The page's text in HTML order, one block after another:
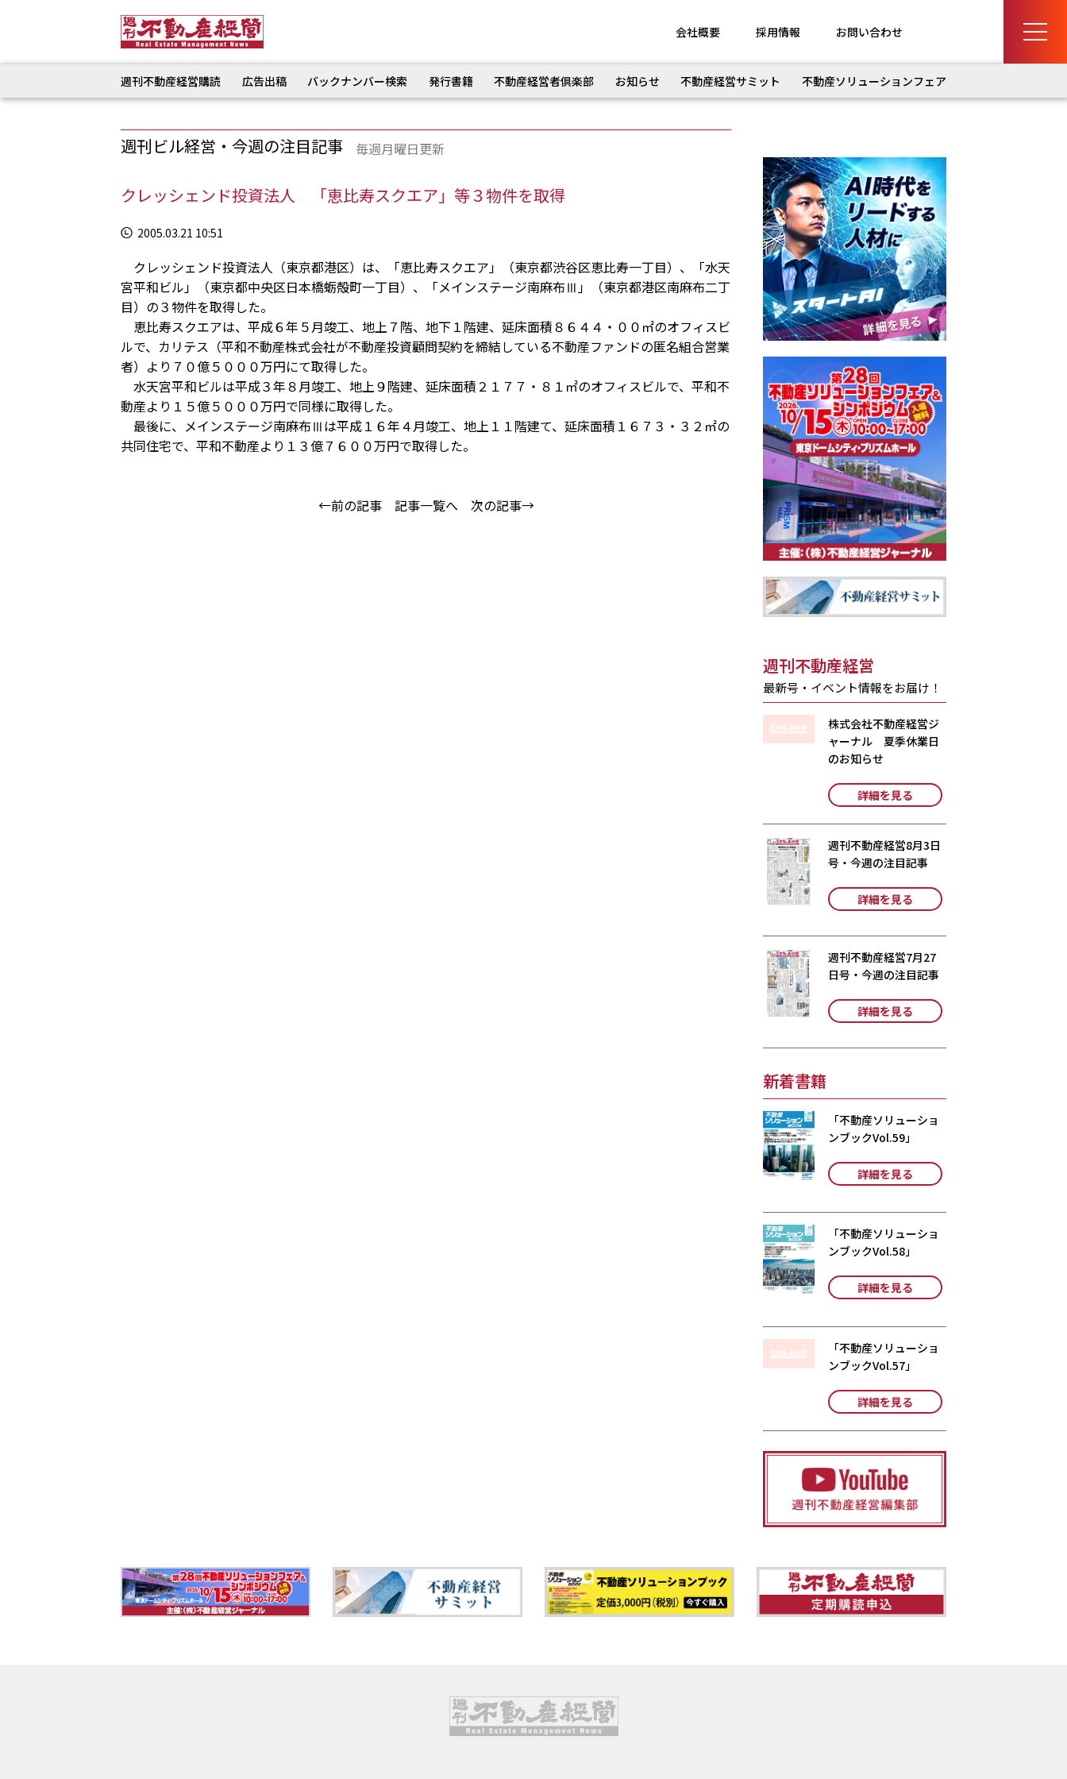
会社概要 採用情報 お問い合わせ
週刊不動産経営購読 広告出稿 バックナンバー検索 発行書籍 不動産経営者倶楽部 お知らせ 不動産経営サミット 不動産ソリューションフェア
週刊ビル経営・今週の注目記事 毎週月曜日更新
クレッシェンド投資法人 「恵比寿スクエア」等３物件を取得
2005.03.21 10:51
クレッシェンド投資法人（東京都港区）は、「恵比寿スクエア」（東京都渋谷区恵比寿一丁目）、「水天
宮平和ビル」（東京都中央区日本橋蛎殻町一丁目）、「メインステージ南麻布Ⅲ」（東京都港区南麻布二丁
目）の３物件を取得した。
恵比寿スクエアは、平成６年５月竣工、地上７階、地下１階建、延床面積８６４４・００㎡のオフィスビ
ルで、カリテス（平和不動産株式会社が不動産投資顧問契約を締結している不動産ファンドの匿名組合営業
者）より７０億５０００万円にて取得した。
水天宮平和ビルは平成３年８月竣工、地上９階建、延床面積２１７７・８１㎡のオフィスビルで、平和不
動産より１５億５０００万円で同様に取得した。
最後に、メインステージ南麻布Ⅲは平成１６年４月竣工、地上１１階建て、延床面積１６７３・３２㎡の
共同住宅で、平和不動産より１３億７６００万円で取得した。
←前の記事 記事一覧へ 次の記事→
週刊不動産経営
最新号・イベント情報をお届け！
株式会社不動産経営ジ
ャーナル 夏季休業日
のお知らせ
詳細を見る
週刊不動産経営8月3日
号・今週の注目記事
詳細を見る
週刊不動産経営7月27
日号・今週の注目記事
詳細を見る
新着書籍
「不動産ソリューショ
ンブックVol.59」
詳細を見る
「不動産ソリューショ
ンブックVol.58」
詳細を見る
「不動産ソリューショ
ンブックVol.57」
詳細を見る